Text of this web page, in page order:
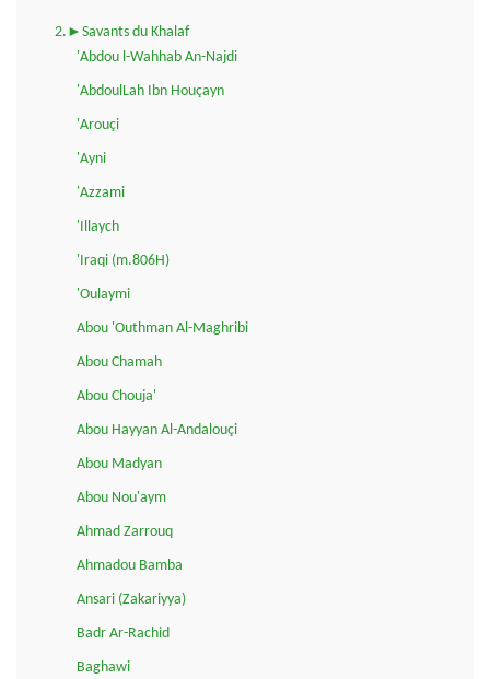
2.►Savants du Khalaf
'Abdou l-Wahhab An-Najdi
'AbdoulLah Ibn Houçayn
'Arouçi
'Ayni
'Azzami
'Illaych
'Iraqi (m.806H)
'Oulaymi
Abou 'Outhman Al-Maghribi
Abou Chamah
Abou Chouja'
Abou Hayyan Al-Andalouçi
Abou Madyan
Abou Nou'aym
Ahmad Zarrouq
Ahmadou Bamba
Ansari (Zakariyya)
Badr Ar-Rachid
Baghawi